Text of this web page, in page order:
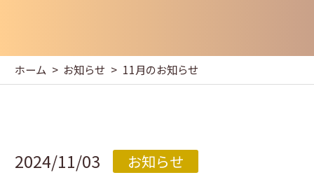
ホーム お知らせ 11月のお知らせ
2024/11/03 お知らせ